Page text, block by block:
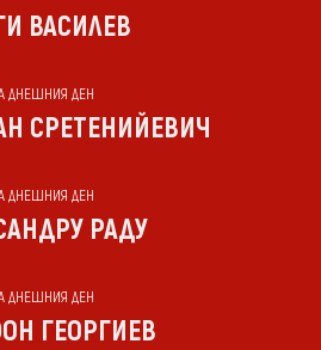
ВАСИЛЕВ
ДНЕШНИЯ ДЕН
СРЕТЕНИЙЕВИЧ
ДНЕШНИЯ ДЕН
РАДУ
ДНЕШНИЯ ДЕН
ГЕОРГИЕВ